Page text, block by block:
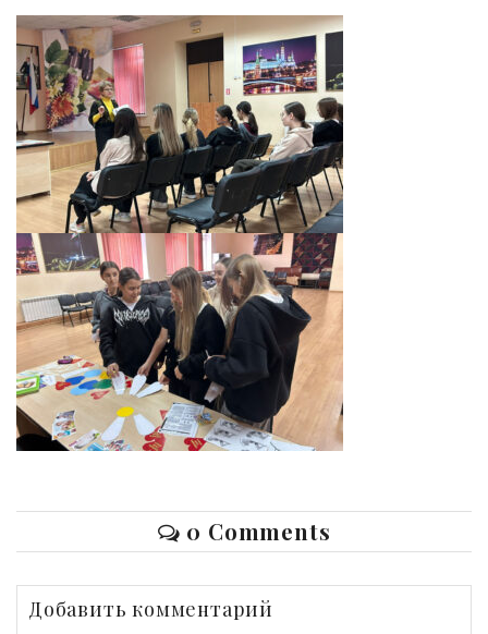
0 Comments
Добавить комментарий